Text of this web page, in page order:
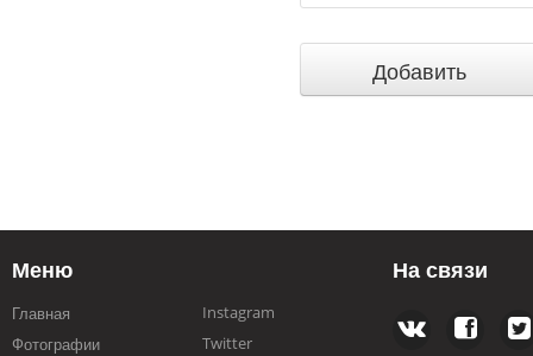
Меню
Главная
Фотографии
Instagram
Twitter
На связи